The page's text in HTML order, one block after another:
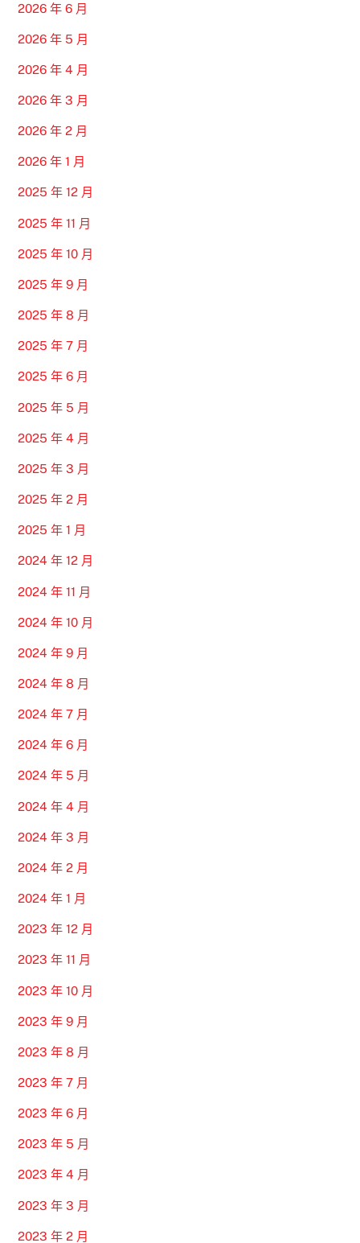
2026 年 6 月
2026 年 5 月
2026 年 4 月
2026 年 3 月
2026 年 2 月
2026 年 1 月
2025 年 12 月
2025 年 11 月
2025 年 10 月
2025 年 9 月
2025 年 8 月
2025 年 7 月
2025 年 6 月
2025 年 5 月
2025 年 4 月
2025 年 3 月
2025 年 2 月
2025 年 1 月
2024 年 12 月
2024 年 11 月
2024 年 10 月
2024 年 9 月
2024 年 8 月
2024 年 7 月
2024 年 6 月
2024 年 5 月
2024 年 4 月
2024 年 3 月
2024 年 2 月
2024 年 1 月
2023 年 12 月
2023 年 11 月
2023 年 10 月
2023 年 9 月
2023 年 8 月
2023 年 7 月
2023 年 6 月
2023 年 5 月
2023 年 4 月
2023 年 3 月
2023 年 2 月